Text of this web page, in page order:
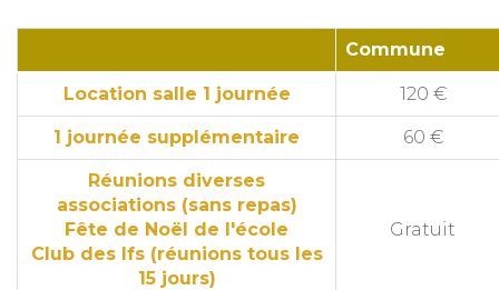
Commune
Location salle 1 journée 120 €
1 journée supplémentaire 60 €
Réunions diverses
associations (sans repas)
Fête de Noël de l'école
Club des Ifs (réunions tous les
15 jours)
Gratuit